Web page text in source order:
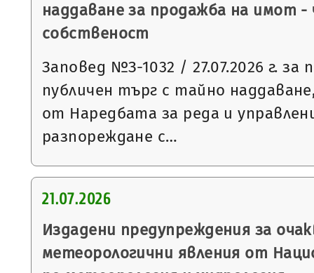
наддаване за продажба на имот
собственост
Заповед №З-1032 / 27.07.2026 г. за
публичен търг с тайно наддаване,
от Наредбата за реда и
разпореждане с…
21.07.2026
Издадени предупреждения за
метеорологични явления от